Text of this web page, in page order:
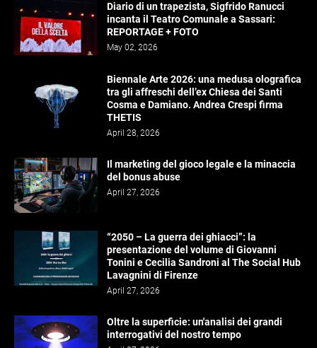
Diario di un trapezista, Sigfrido Ranucci
incanta il Teatro Comunale a Sassari:
REPORTAGE + FOTO
May 02, 2026
Biennale Arte 2026: una medusa olografica
tra gli affreschi dell’ex Chiesa dei Santi
Cosma e Damiano. Andrea Crespi firma
THETIS
April 28, 2026
Il marketing del gioco legale e la minaccia
del bonus abuse
April 27, 2026
“2050 – La guerra dei ghiacci”: la
presentazione del volume di Giovanni
Tonini e Cecilia Sandroni al The Social Hub
Lavagnini di Firenze
April 27, 2026
Oltre la superficie: un'analisi dei grandi
interrogativi del nostro tempo